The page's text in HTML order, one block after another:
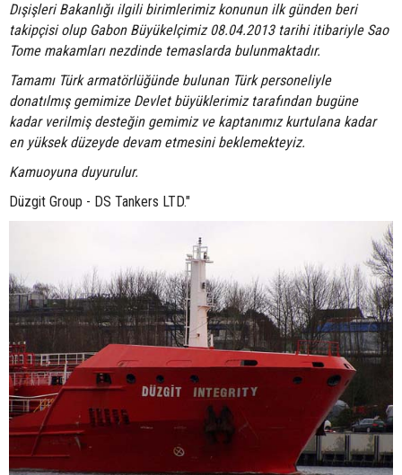
Dışişleri Bakanlığı ilgili birimlerimiz konunun ilk günden beri
takipçisi olup Gabon Büyükelçimiz 08.04.2013 tarihi itibariyle Sao
Tome makamları nezdinde temaslarda bulunmaktadır.
Tamamı Türk armatörlüğünde bulunan Türk personeliyle
donatılmış gemimize Devlet büyüklerimiz tarafından bugüne
kadar verilmiş desteğin gemimiz ve kaptanımız kurtulana kadar
en yüksek düzeyde devam etmesini beklemekteyiz.
Kamuoyuna duyurulur.
Düzgit Group - DS Tankers LTD."